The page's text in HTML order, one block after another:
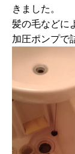
きました。
髪の毛などに
加圧ポンプで